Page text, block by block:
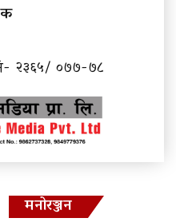
नं- २३६५/ ०७७-७८
मनोरञ्जन